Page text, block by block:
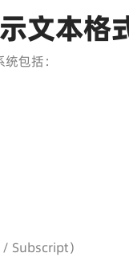
文本格
包括：
Subscript）